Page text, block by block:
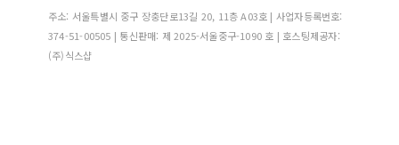
주소: 서울특별시 중구 장충단로13길 20, 11층 A03호 | 사업자등록번호:
374-51-00505 | 통신판매: 제 2025-서울중구-1090 호 | 호스팅제공자:
(주)식스샵